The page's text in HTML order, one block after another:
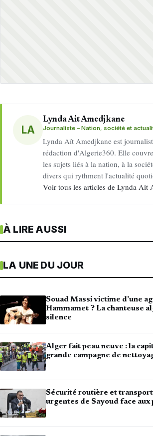
LA
Lynda Ait Amedjkane
Journaliste – Nation, société et
Lynda Aït Amedjkane est
rédaction d'Algerie360. Elle
les sujets liés à la nation, à la
divers qui rythment l'actualité
Voir tous les articles de Lynda
À LIRE AUSSI
LA UNE DU JOUR
Souad Massi victime d’une
Hammamet ? La chanteuse
silence
Alger fait peau neuve : la
grande campagne de
Sécurité routière et
urgentes de Sayoud face